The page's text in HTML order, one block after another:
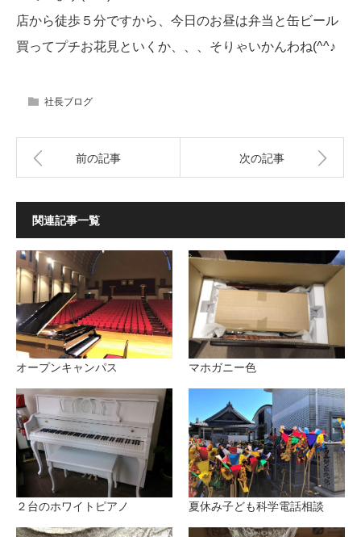
店から徒歩５分ですから、今日のお昼は弁当と缶ビール
買ってプチお花見といくか、、、そりゃいかんわね(^^♪
社長ブログ
前の記事 次の記事
関連記事一覧
オープンキャンパス マホガニー色
２台のホワイトピアノ 夏休み子ども科学電話相談